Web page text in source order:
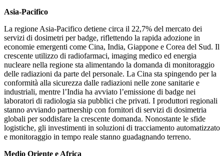
Asia-Pacifico
La regione Asia-Pacifico detiene circa il 22,7% del mercato dei
servizi di dosimetri per badge, riflettendo la rapida adozione in
economie emergenti come Cina, India, Giappone e Corea del Sud. Il
crescente utilizzo di radiofarmaci, imaging medico ed energia
nucleare nella regione sta alimentando la domanda di monitoraggio
delle radiazioni da parte del personale. La Cina sta spingendo per la
conformità alla sicurezza dalle radiazioni nelle zone sanitarie e
industriali, mentre l’India ha avviato l’emissione di badge nei
laboratori di radiologia sia pubblici che privati. I produttori regionali
stanno avviando partnership con fornitori di servizi di dosimetria
globali per soddisfare la crescente domanda. Nonostante le sfide
logistiche, gli investimenti in soluzioni di tracciamento automatizzato
e monitoraggio in tempo reale stanno guadagnando terreno.
Medio Oriente e Africa